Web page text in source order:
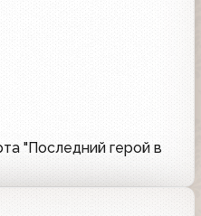
"Последний герой в